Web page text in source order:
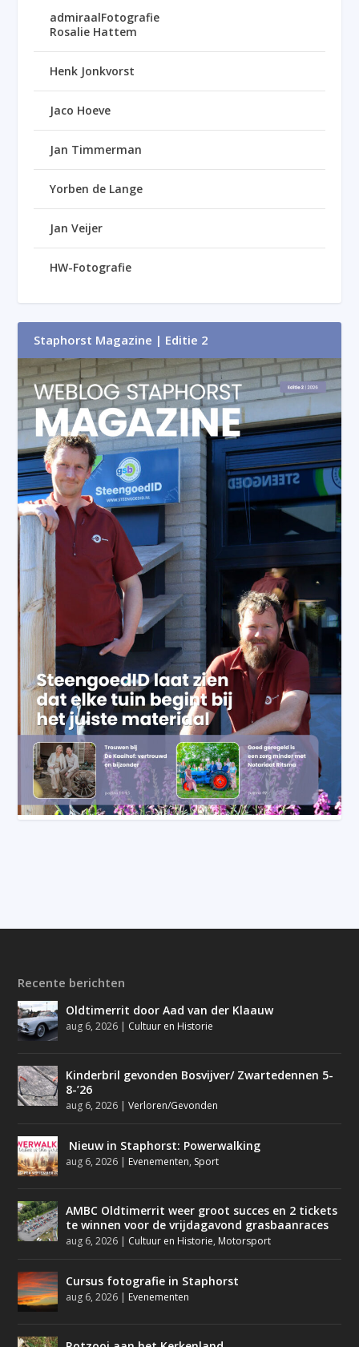
admiraalFotografie
Rosalie Hattem
Henk Jonkvorst
Jaco Hoeve
Jan Timmerman
Yorben de Lange
Jan Veijer
HW-Fotografie
Staphorst Magazine | Editie 2
Recente berichten
Oldtimerrit door Aad van der Klaauw
aug 6, 2026 | Cultuur en Historie
Kinderbril gevonden Bosvijver/ Zwartedennen 5-
8-’26
aug 6, 2026 |Verloren/Gevonden
Nieuw in Staphorst: Powerwalking
aug 6, 2026 | Evenementen, Sport
AMBC Oldtimerrit weer groot succes en 2 tickets
te winnen voor de vrijdagavond grasbaanraces
aug 6, 2026 | Cultuur en Historie, Motorsport
Cursus fotografie in Staphorst
aug 6, 2026 | Evenementen